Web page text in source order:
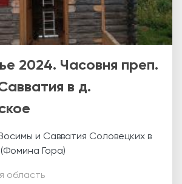
2024. Часовня преп.
в д.
и Савватия Соловецких в
Гора)
область